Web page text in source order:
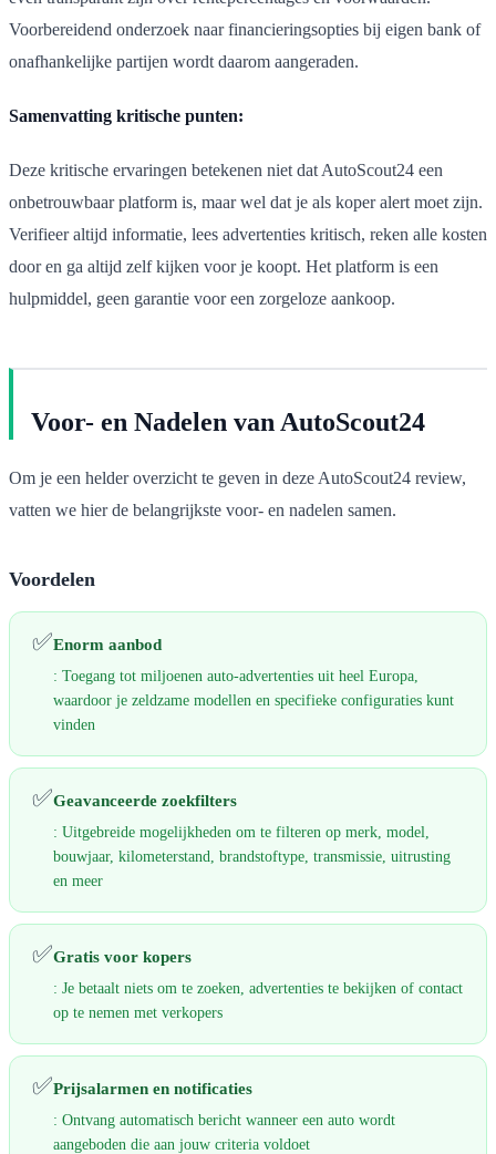
Voorbereidend onderzoek naar financieringsopties bij eigen bank of
onafhankelijke partijen wordt daarom aangeraden.
Samenvatting kritische punten:
Deze kritische ervaringen betekenen niet dat AutoScout24 een
onbetrouwbaar platform is, maar wel dat je als koper alert moet zijn.
Verifieer altijd informatie, lees advertenties kritisch, reken alle kosten
door en ga altijd zelf kijken voor je koopt. Het platform is een
hulpmiddel, geen garantie voor een zorgeloze aankoop.
Voor- en Nadelen van AutoScout24
Om je een helder overzicht te geven in deze AutoScout24 review,
vatten we hier de belangrijkste voor- en nadelen samen.
Voordelen
✅Enorm aanbod
: Toegang tot miljoenen auto-advertenties uit heel Europa,
waardoor je zeldzame modellen en specifieke configuraties kunt
vinden
✅Geavanceerde zoekfilters
: Uitgebreide mogelijkheden om te filteren op merk, model,
bouwjaar, kilometerstand, brandstoftype, transmissie, uitrusting
en meer
✅Gratis voor kopers
: Je betaalt niets om te zoeken, advertenties te bekijken of contact
op te nemen met verkopers
✅Prijsalarmen en notificaties
: Ontvang automatisch bericht wanneer een auto wordt
aangeboden die aan jouw criteria voldoet